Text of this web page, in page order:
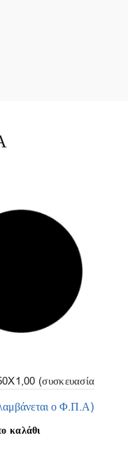
(συσκευασία
ο Φ.Π.Α)
καλάθι